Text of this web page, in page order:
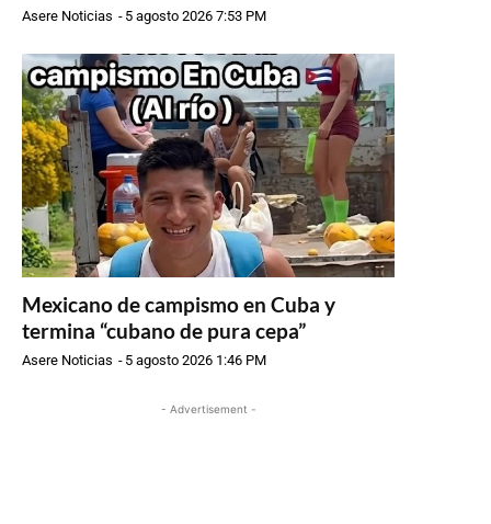
Asere Noticias - 5 agosto 2026 7:53 PM
Mexicano de campismo en Cuba y
termina “cubano de pura cepa”
Asere Noticias - 5 agosto 2026 1:46 PM
- Advertisement -